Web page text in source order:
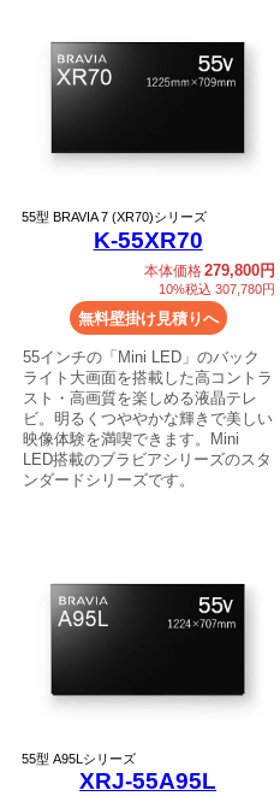
55型 BRAVIA 7 (XR70)シリーズ
K-55XR70
本体価格279,800円
10%税込 307,780円
無料壁掛け見積りへ
55インチの「Mini LED」のバック
ライト大画面を搭載した高コントラ
スト・高画質を楽しめる液晶テレ
ビ。明るくつややかな輝きで美しい
映像体験を満喫できます。Mini
LED搭載のブラビアシリーズのスタ
ンダードシリーズです。
55型 A95Lシリーズ
XRJ-55A95L